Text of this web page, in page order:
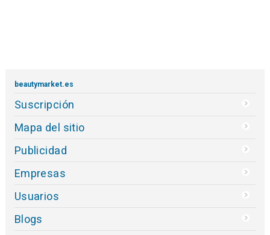
beautymarket.es
Suscripción
Mapa del sitio
Publicidad
Empresas
Usuarios
Blogs